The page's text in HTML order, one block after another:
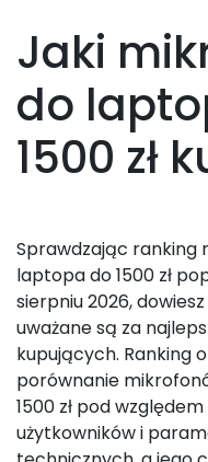
Jaki
do
1500 zł
Sprawdzając ranking
laptopa do 1500 zł
sierpniu 2026,
uważane są za
kupujących. Ranking
porównanie
1500 zł pod
użytkowników i